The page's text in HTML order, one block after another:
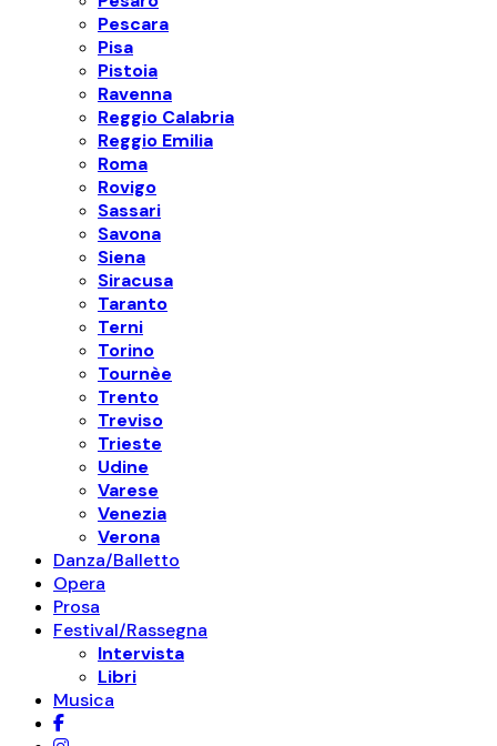
Pescara
Pisa
Pistoia
Ravenna
Reggio Calabria
Reggio Emilia
Roma
Rovigo
Sassari
Savona
Siena
Siracusa
Taranto
Terni
Torino
Tournèe
Trento
Treviso
Trieste
Udine
Varese
Venezia
Verona
Danza/Balletto
Opera
Prosa
Festival/Rassegna
Intervista
Libri
Musica